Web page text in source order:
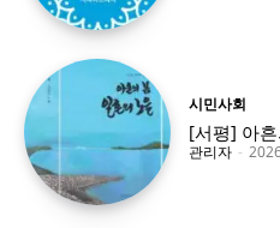
시민사회
[서평] 아
관리자 -